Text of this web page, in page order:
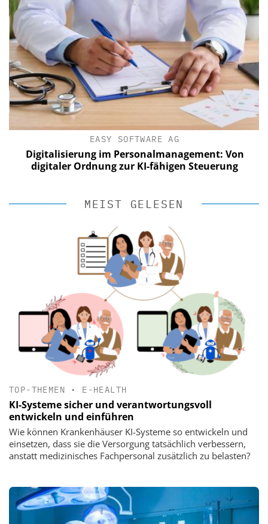
EASY SOFTWARE AG
Digitalisierung im Personalmanagement: Von
digitaler Ordnung zur KI-fähigen Steuerung
MEIST GELESEN
TOP-THEMEN • E-HEALTH
KI-Systeme sicher und verantwortungsvoll
entwickeln und einführen
Wie können Krankenhäuser KI-Systeme so entwickeln und
einsetzen, dass sie die Versorgung tatsächlich verbessern,
anstatt medizinisches Fachpersonal zusätzlich zu belasten?